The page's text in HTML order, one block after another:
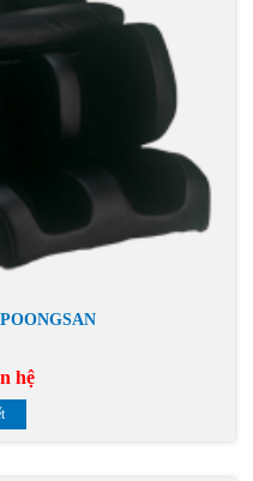
POONGSAN
hệ